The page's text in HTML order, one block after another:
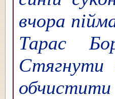
вчора
Тарас
Стягнути